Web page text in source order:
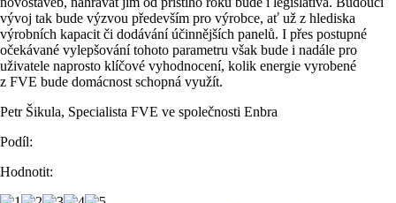
vývoj tak bude výzvou především pro výrobce, ať už z hlediska
výrobních kapacit či dodávání účinnějších panelů. I přes postupné
očekávané vylepšování tohoto parametru však bude i nadále pro
uživatele naprosto klíčové vyhodnocení, kolik energie vyrobené
z FVE bude domácnost schopná využít.
Petr Šikula, Specialista FVE ve společnosti Enbra
Podíl:
Hodnotit: